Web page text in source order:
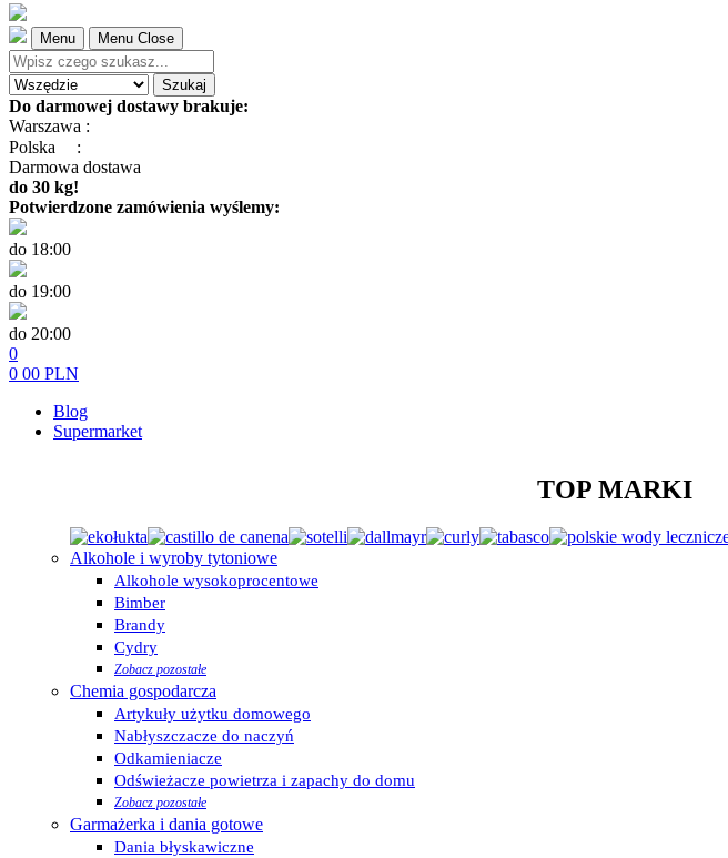
Menu Menu Close
Szukaj
Do darmowej dostawy brakuje:
Warszawa :
Polska
:
Darmowa dostawa
do 30 kg!
Potwierdzone zamówienia wyślemy:
do 18:00
do 19:00
do 20:00
0
0 00 PLN
Blog
Supermarket
TOP MARKI
Alkohole i wyroby tytoniowe
Alkohole wysokoprocentowe
Bimber
Brandy
Cydry
Zobacz pozostałe
Chemia gospodarcza
Artykuły użytku domowego
Nabłyszczacze do naczyń
Odkamieniacze
Odświeżacze powietrza i zapachy do domu
Zobacz pozostałe
Garmażerka i dania gotowe
Dania błyskawiczne